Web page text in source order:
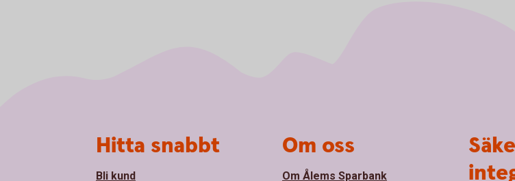
Hitta snabbt
Bli kund
Om oss
Om Ålems Sparbank